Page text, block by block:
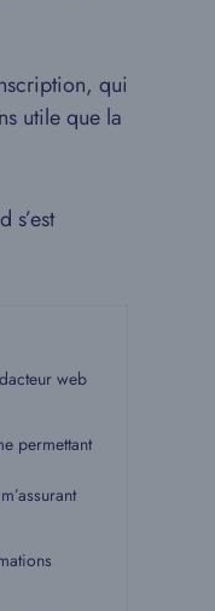
qui
utile que la
s’est
web
permettant